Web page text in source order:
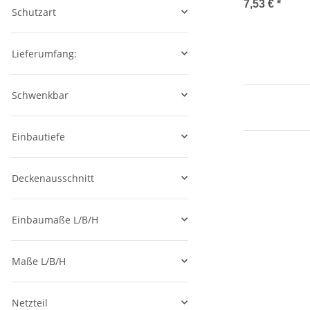
Einbau
7,53 € *
Schutzart
Lieferumfang:
Schwenkbar
Einbautiefe
Deckenausschnitt
Einbaumaße L/B/H
Maße L/B/H
Netzteil